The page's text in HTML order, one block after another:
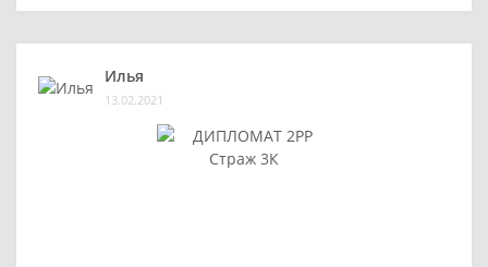
Илья
13.02.2021